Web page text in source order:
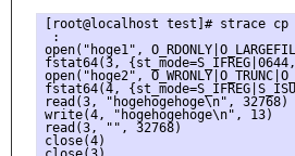
[root@localhost test]# strace cp
:
open("hoge1",
fstat64(3,
open("hoge2",
fstat64(4,
read(3, "hogehogehoge\n",
write(4, "hogehogehoge\n",
read(3, "", 32768)
close(4)